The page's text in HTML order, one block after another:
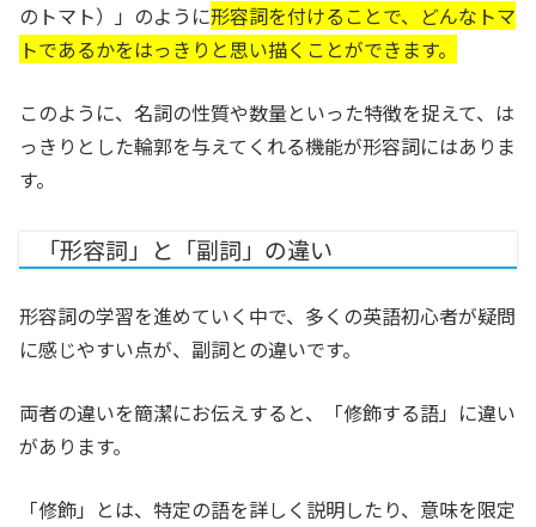
のトマト）」のように形容詞を付けることで、どんなトマ
トであるかをはっきりと思い描くことができます。
このように、名詞の性質や数量といった特徴を捉えて、は
っきりとした輪郭を与えてくれる機能が形容詞にはありま
す。
「形容詞」と「副詞」の違い
形容詞の学習を進めていく中で、多くの英語初心者が疑問
に感じやすい点が、副詞との違いです。
両者の違いを簡潔にお伝えすると、「修飾する語」に違い
があります。
「修飾」とは、特定の語を詳しく説明したり、意味を限定